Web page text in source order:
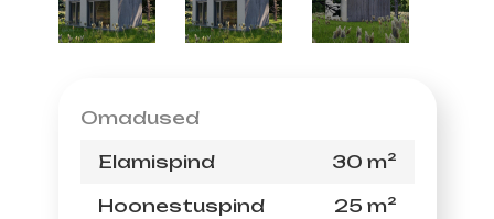
Omadused
Elamispind
30 m²
Hoonestuspind
25 m²